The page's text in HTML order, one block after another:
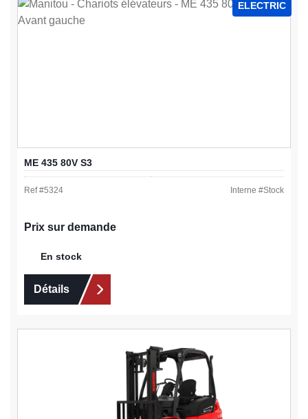
ELECTRIC
ME 435 80V S3
Ref #5324 Interne #Stock
Prix sur demande
En stock
Détails